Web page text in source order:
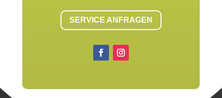
SERVICE ANFRAGEN